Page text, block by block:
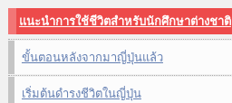
แนะนำการใช้ชีวิตสำหรับนักศึกษาต่างชาติ
ขั้นตอนหลังจากมาญี่ปุ่นแล้ว
เริ่มต้นดำรงชีวิตในญี่ปุ่น